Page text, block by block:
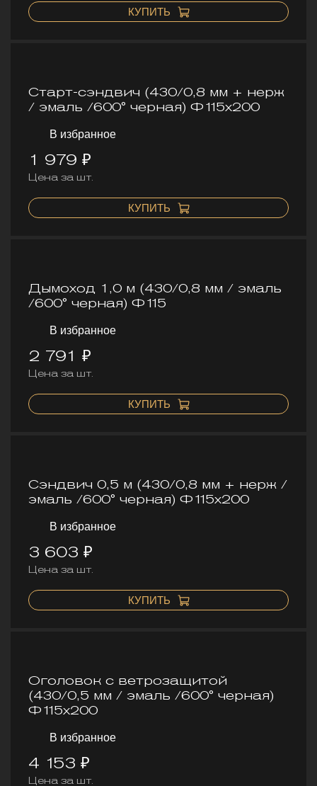
КУПИТЬ
Старт-сэндвич (430/0,8 мм + нерж
/ эмаль /600° черная) Ф115х200
В избранное
1 979 ₽
Цена за шт.
КУПИТЬ
Дымоход 1,0 м (430/0,8 мм / эмаль
/600° черная) Ф115
В избранное
2 791 ₽
Цена за шт.
КУПИТЬ
Сэндвич 0,5 м (430/0,8 мм + нерж /
эмаль /600° черная) Ф115х200
В избранное
3 603 ₽
Цена за шт.
КУПИТЬ
Оголовок с ветрозащитой
(430/0,5 мм / эмаль /600° черная)
Ф115х200
В избранное
4 153 ₽
Цена за шт.